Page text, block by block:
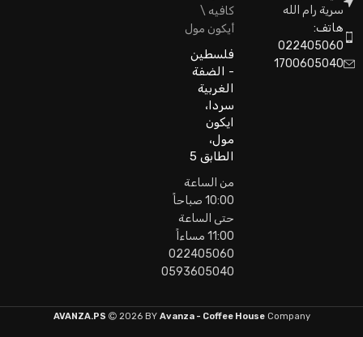
سرية رام الله
هاتف:
022405060
1700605040
كافيه \
أيكون مول
فلسطين
- الضفة
الغربية
سردا،
ايكون
مول،
الطابق 5
من الساعة
10:00 صباحاً
حتى الساعة
11:00 مساءاً
0593605040
AVANZA.PS 2026 BY Avanza - Coffee HouseCompany